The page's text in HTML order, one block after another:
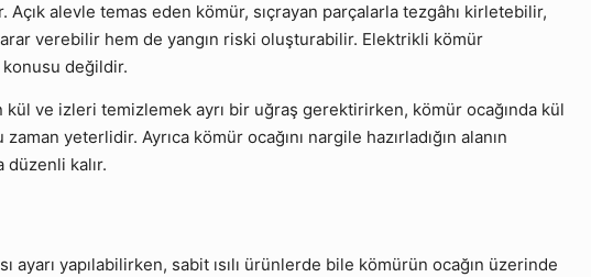
Açık alevle temas eden kömür, sıçrayan parçalarla tezgâhı kirletebilir,
verebilir hem de yangın riski oluşturabilir. Elektrikli kömür
değildir.
ve izleri temizlemek ayrı bir uğraş gerektirirken, kömür ocağında kül
yeterlidir. Ayrıca kömür ocağını nargile hazırladığın alanın
düzenli kalır.
yapılabilirken, sabit ısılı ürünlerde bile kömürün ocağın üzerinde